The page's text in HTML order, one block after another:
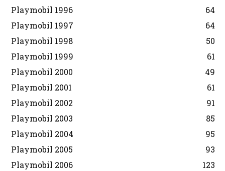
Playmobil 1996
64
Playmobil 1997
64
Playmobil 1998
50
Playmobil 1999
61
Playmobil 2000
49
Playmobil 2001
61
Playmobil 2002
91
Playmobil 2003
85
Playmobil 2004
95
Playmobil 2005
93
Playmobil 2006
123